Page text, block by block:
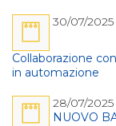
30/07/2025
Collaborazione
in automazione
28/07/2025
NUOVO